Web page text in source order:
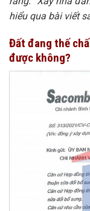
hiểu qua bài viết
Đất đang thế
được không?